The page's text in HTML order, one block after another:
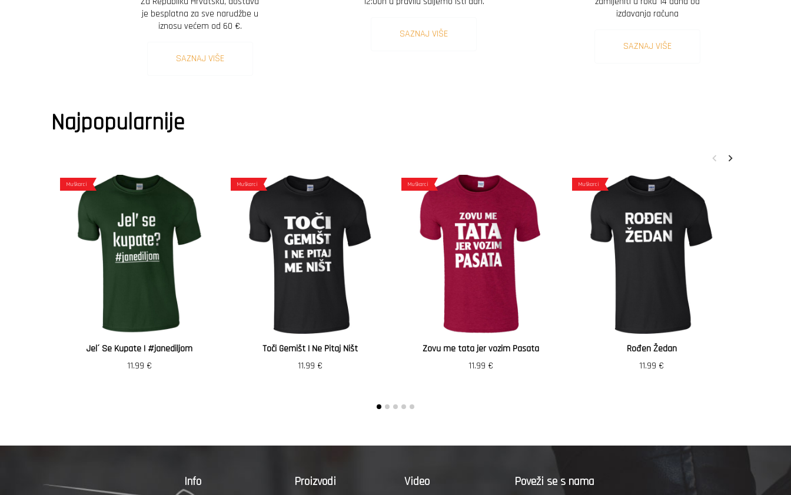
je besplatna za sve narudžbe u
iznosu većem od 60 €.
SAZNAJ VIŠE
SAZNAJ VIŠE
izdavanja računa
SAZNAJ VIŠE
Najpopularnije
Muškarci
Jel´ Se Kupate | #janediljom
11.99 €
Muškarci
Toči Gemišt I Ne Pitaj Ništ
11.99 €
Muškarci
Zovu me tata jer vozim Pasata
11.99 €
Muškarci
Rođen Žedan
11.99 €
Info Proizvodi Video Poveži se s nama